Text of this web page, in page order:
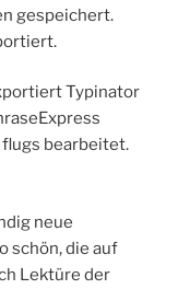
gespeichert.
Typinator
bearbeitet.
neue
schön, die auf
Lektüre der